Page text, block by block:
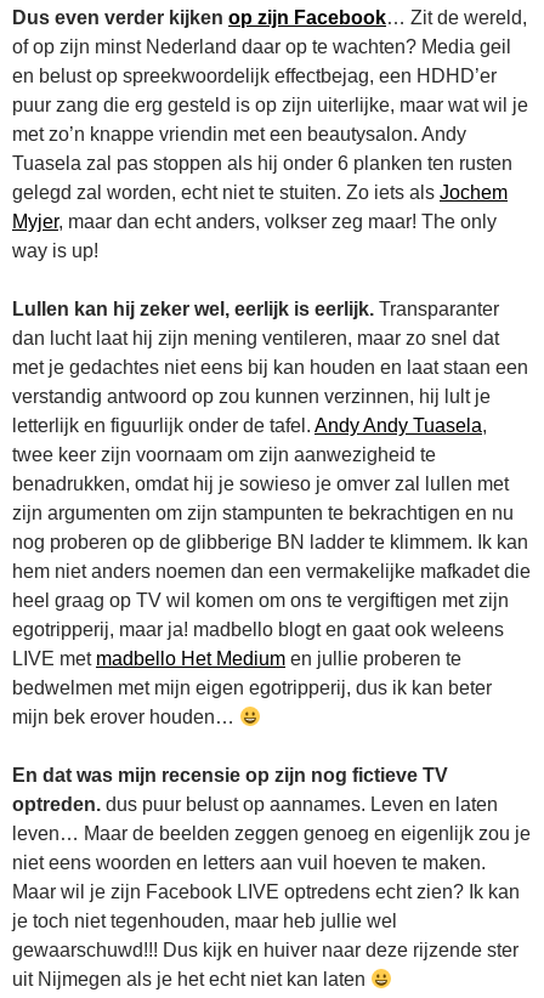
Dus even verder kijken op zijn Facebook… Zit de wereld,
of op zijn minst Nederland daar op te wachten? Media geil
en belust op spreekwoordelijk effectbejag, een HDHD’er
puur zang die erg gesteld is op zijn uiterlijke, maar wat wil je
met zo’n knappe vriendin met een beautysalon. Andy
Tuasela zal pas stoppen als hij onder 6 planken ten rusten
gelegd zal worden, echt niet te stuiten. Zo iets als Jochem
Myjer, maar dan echt anders, volkser zeg maar! The only
way is up!
Lullen kan hij zeker wel, eerlijk is eerlijk. Transparanter
dan lucht laat hij zijn mening ventileren, maar zo snel dat
met je gedachtes niet eens bij kan houden en laat staan een
verstandig antwoord op zou kunnen verzinnen, hij lult je
letterlijk en figuurlijk onder de tafel. Andy Andy Tuasela,
twee keer zijn voornaam om zijn aanwezigheid te
benadrukken, omdat hij je sowieso je omver zal lullen met
zijn argumenten om zijn stampunten te bekrachtigen en nu
nog proberen op de glibberige BN ladder te klimmem. Ik kan
hem niet anders noemen dan een vermakelijke mafkadet die
heel graag op TV wil komen om ons te vergiftigen met zijn
egotripperij, maar ja! madbello blogt en gaat ook weleens
LIVE met madbello Het Medium en jullie proberen te
bedwelmen met mijn eigen egotripperij, dus ik kan beter
mijn bek erover houden…
En dat was mijn recensie op zijn nog fictieve TV
optreden. dus puur belust op aannames. Leven en laten
leven… Maar de beelden zeggen genoeg en eigenlijk zou je
niet eens woorden en letters aan vuil hoeven te maken.
Maar wil je zijn Facebook LIVE optredens echt zien? Ik kan
je toch niet tegenhouden, maar heb jullie wel
gewaarschuwd!!! Dus kijk en huiver naar deze rijzende ster
uit Nijmegen als je het echt niet kan laten